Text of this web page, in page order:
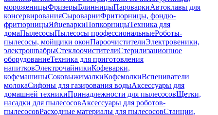
мороженицыФризерыБлинницыПароваркиАвтоклавы для
консервированияСыроварниФритюрницы, фондю-
фритюрницыЯйцеваркиПопкорницыТехника для
домаПылесосыПылесосы профессиональныеРоботы-
пылесосы, мойщики оконПароочистителиЭлектровеники,
электрошвабрыСтеклоочистителиСтерилизационное
оборудованиеТехника для приготовления
напитковЭлектрочайникиКофеварки,
кофемашиныСоковыжималкиКофемолкиВспениватели
молокаСифоны для газирования водыАксессуары для
домашней техникиПринадлежности для пылесосовЩетки,
насадки для пылесосовАксессуары для роботов-
пылесосовРасходные материалы для пылесосовСтанции,